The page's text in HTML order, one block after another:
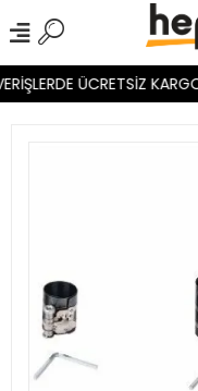
ÜCRETSİZ